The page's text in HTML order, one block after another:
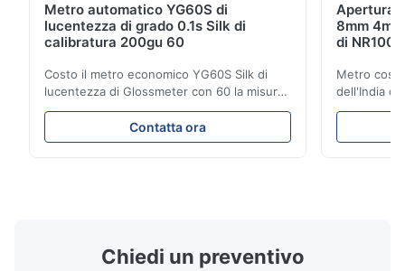
Metro automatico YG60S di
lucentezza di grado 0.1s Silk di
calibratura 200gu 60
Costo il metro economico YG60S Silk di
lucentezza di Glossmeter con 60 la misura
lucida di Gu di grado 200 Il metro
economico di lucentezza di YG60S 60° può
verificare il materiale con la lucentezza (0-
Contatta ora
Apertura
8mm
di NR100
Metro
dell'India
economico
prodotto
Chiedi un preventivo